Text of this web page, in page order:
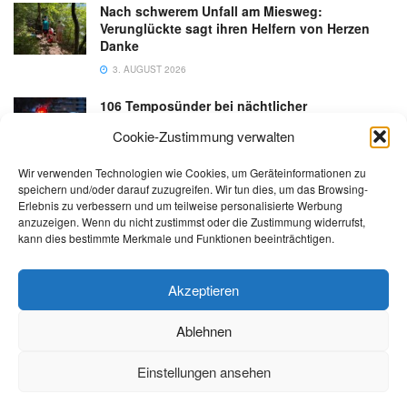
Cookie-Zustimmung verwalten
Wir verwenden Technologien wie Cookies, um Geräteinformationen zu
speichern und/oder darauf zuzugreifen. Wir tun dies, um das Browsing-
Erlebnis zu verbessern und um teilweise personalisierte Werbung
anzuzeigen. Wenn du nicht zustimmst oder die Zustimmung widerrufst,
kann dies bestimmte Merkmale und Funktionen beeinträchtigen.
Akzeptieren
Ablehnen
Einstellungen ansehen
Nach schwerem Unfall am Miesweg:
Verunglückte sagt ihren Helfern von Herzen
Danke
3. AUGUST 2026
106 Temposünder bei nächtlicher
18. JULI 2026